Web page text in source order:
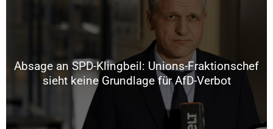
Absage an SPD-Klingbeil: Unions-Fraktionschef
sieht keine Grundlage für AfD-Verbot